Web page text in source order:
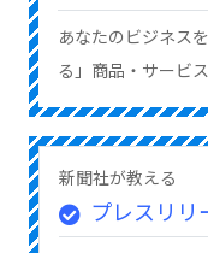
あなたのビジネス
る」商品・サービ
新聞社が教える
プレスリリ